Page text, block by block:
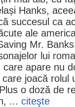
Hanks,
succesul ca
ale
Mr. Banks
lui
care apare nu
joacă rolul
o doză de
... citeşte